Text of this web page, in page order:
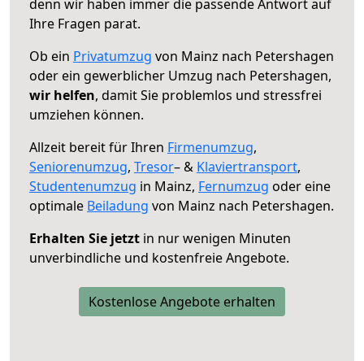
denn wir haben immer die passende Antwort auf
Ihre Fragen parat.
Ob ein Privatumzug von Mainz nach Petershagen
oder ein gewerblicher Umzug nach Petershagen,
wir helfen, damit Sie problemlos und stressfrei
umziehen können.
Allzeit bereit für Ihren Firmenumzug,
Seniorenumzug, Tresor– & Klaviertransport,
Studentenumzug in Mainz, Fernumzug oder eine
optimale Beiladung von Mainz nach Petershagen.
Erhalten Sie jetzt in nur wenigen Minuten
unverbindliche und kostenfreie Angebote.
Kostenlose Angebote erhalten